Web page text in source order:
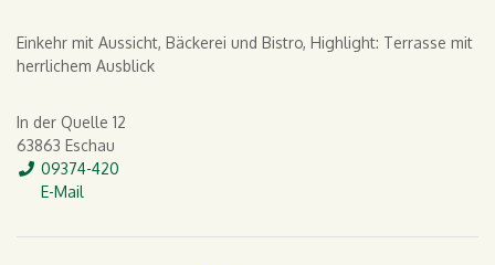
Einkehr mit Aussicht, Bäckerei und Bistro, Highlight: Terrasse mit
herrlichem Ausblick
In der Quelle 12
63863 Eschau
Tel.
09374-420
E-Mail
E-Mail